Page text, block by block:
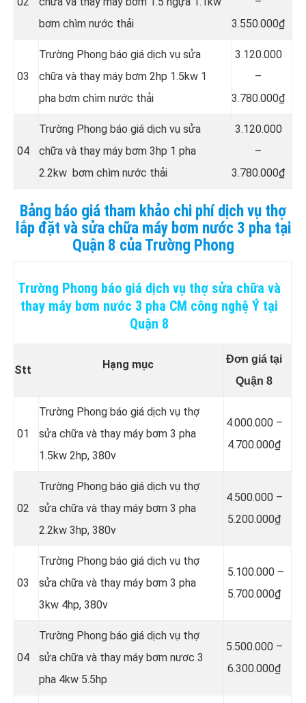
bơm chìm nước thải
3.550.000₫
03
Trường Phong báo giá dịch vụ sửa
chữa và thay máy bơm 2hp 1.5kw 1
pha bơm chìm nước thải
3.120.000
–
3.780.000₫
04
Trường Phong báo giá dịch vụ sửa
chữa và thay máy bơm 3hp 1 pha
2.2kw bơm chìm nước thải
3.120.000
–
3.780.000₫
Bảng báo giá tham khảo chi phí dịch vụ thợ
lắp đặt và sửa chữa máy bơm nước 3 pha tại
Quận 8 của Trường Phong
Trường Phong báo giá dịch vụ thợ sửa chữa và
thay máy bơm nước 3 pha CM công nghệ Ý tại
Quận 8
Stt Hạng mục
Đơn giá tại
Quận 8
01
Trường Phong báo giá dịch vụ thợ
sửa chữa và thay máy bơm 3 pha
1.5kw 2hp, 380v
4.000.000 –
4.700.000₫
02
Trường Phong báo giá dịch vụ thợ
sửa chữa và thay máy bơm 3 pha
2.2kw 3hp, 380v
4.500.000 –
5.200.000₫
03
Trường Phong báo giá dịch vụ thợ
sửa chữa và thay máy bơm 3 pha
3kw 4hp, 380v
5.100.000 –
5.700.000₫
04
Trường Phong báo giá dịch vụ thợ
sửa chữa và thay máy bơm nươc 3
pha 4kw 5.5hp
5.500.000 –
6.300.000₫